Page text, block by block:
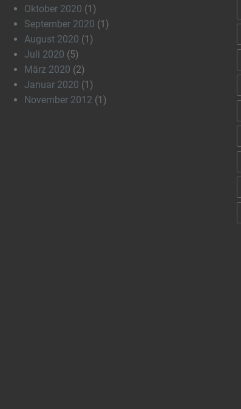
Oktober 2020 (1)
September 2020 (1)
August 2020 (1)
Juli 2020 (5)
März 2020 (2)
Januar 2020 (1)
November 2012 (1)